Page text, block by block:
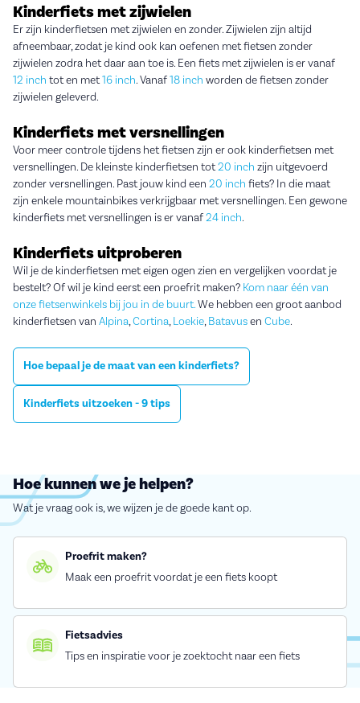
Kinderfiets met zijwielen
Er zijn kinderfietsen met zijwielen en zonder. Zijwielen zijn altijd
afneembaar, zodat je kind ook kan oefenen met fietsen zonder
zijwielen zodra het daar aan toe is. Een fiets met zijwielen is er vanaf
12 inch tot en met16 inch. Vanaf18 inch worden de fietsen zonder
zijwielen geleverd.
Kinderfiets met versnellingen
Voor meer controle tijdens het fietsen zijn er ook kinderfietsen met
versnellingen. De kleinste kinderfietsen tot20 inch zijn uitgevoerd
zonder versnellingen. Past jouw kind een 20 inch fiets? In die maat
zijn enkele mountainbikes verkrijgbaar met versnellingen. Een gewone
kinderfiets met versnellingen is er vanaf24 inch.
Kinderfiets uitproberen
Wil je de kinderfietsen met eigen ogen zien en vergelijken voordat je
bestelt? Of wil je kind eerst een proefrit maken? Kom naar één van
onze fietsenwinkels bij jou in de buurt.We hebben een groot aanbod
kinderfietsen van Alpina,Cortina,Loekie,Batavusen Cube.
Hoe bepaal je de maat van een kinderfiets?
Kinderfiets uitzoeken - 9 tips
Hoe kunnen we je helpen?
Wat je vraag ook is, we wijzen je de goede kant op.
Proefrit maken?
Maak een proefrit voordat je een fiets koopt
Fietsadvies
Tips en inspiratie voor je zoektocht naar een fiets